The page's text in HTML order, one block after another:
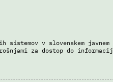
v slovenskem javnem
za dostop do informacij